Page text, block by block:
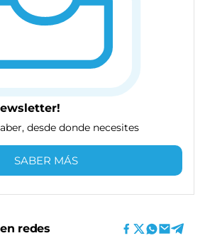
desde donde necesites
SABER MÁS
redes